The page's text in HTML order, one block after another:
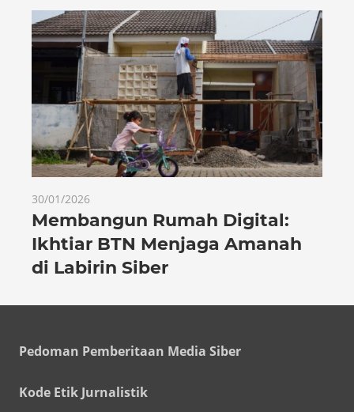
30/01/2026
Membangun Rumah Digital:
Ikhtiar BTN Menjaga Amanah
di Labirin Siber
Pedoman Pemberitaan Media Siber
Kode Etik Jurnalistik